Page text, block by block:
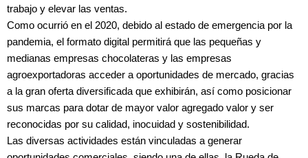
trabajo y elevar las ventas.
Como ocurrió en el 2020, debido al estado de emergencia por la
pandemia, el formato digital permitirá que las pequeñas y
medianas empresas chocolateras y las empresas
agroexportadoras acceder a oportunidades de mercado, gracias
a la gran oferta diversificada que exhibirán, así como posicionar
sus marcas para dotar de mayor valor agregado valor y ser
reconocidas por su calidad, inocuidad y sostenibilidad.
Las diversas actividades están vinculadas a generar